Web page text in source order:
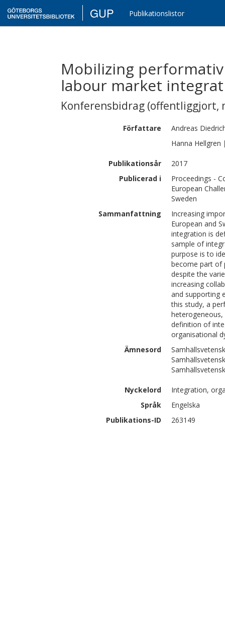
GUP Publikationslistor
Mobilizing
labour market
Konferensbidrag (offentliggjort,
Författare Andreas
Hanna Hellgren
Publikationsår
2017
Publicerad i
Proceedings -
European
Sweden
Sammanfattning
Increasing
European and
integration is
sample of
purpose is to
become part of
despite the
increasing
and supporting
this study, a
heterogeneous,
definition of
organisational
Ämnesord
Nyckelord
Integration,
Språk
Engelska
Publikations-ID
263149